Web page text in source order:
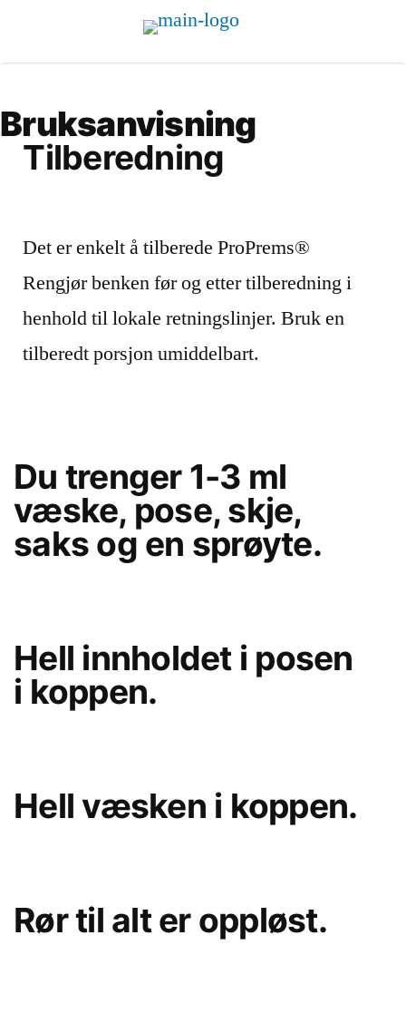
Bruksanvisning
Tilberedning
Det er enkelt å tilberede ProPrems®
Rengjør benken før og etter tilberedning i
henhold til lokale retningslinjer. Bruk en
tilberedt porsjon umiddelbart.
Du trenger 1-3 ml
væske, pose, skje,
saks og en sprøyte.
Hell innholdet i posen
i koppen.
Hell væsken i koppen.
Rør til alt er oppløst.